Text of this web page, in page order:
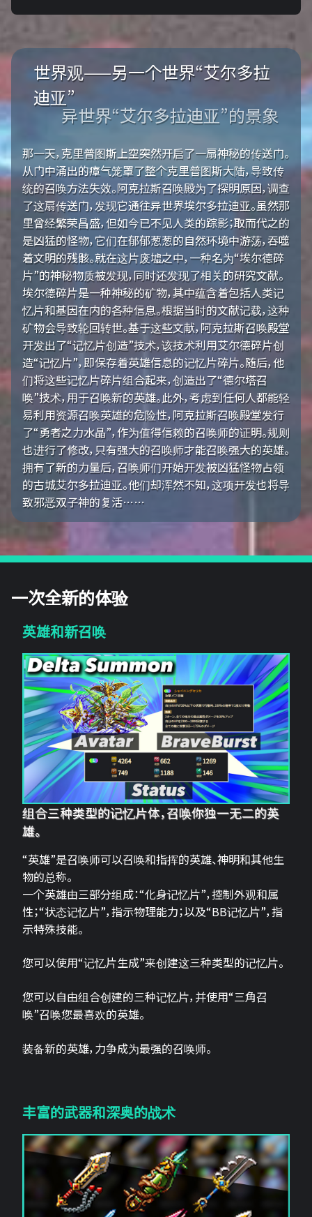
世界观——另一个世界“艾尔多拉
迪亚”
异世界“艾尔多拉迪亚”的景象
那一天，克里普图斯上空突然开启了一扇神秘的传送门。
从门中涌出的瘴气笼罩了整个克里普图斯大陆，导致传
统的召唤方法失效。阿克拉斯召唤殿为了探明原因，调查
了这扇传送门，发现它通往异世界埃尔多拉迪亚。虽然那
里曾经繁荣昌盛，但如今已不见人类的踪影；取而代之的
是凶猛的怪物，它们在郁郁葱葱的自然环境中游荡，吞噬
着文明的残骸。就在这片废墟之中，一种名为“埃尔德碎
片”的神秘物质被发现，同时还发现了相关的研究文献。
埃尔德碎片是一种神秘的矿物，其中蕴含着包括人类记
忆片和基因在内的各种信息。根据当时的文献记载，这种
矿物会导致轮回转世。基于这些文献，阿克拉斯召唤殿堂
开发出了“记忆片创造”技术，该技术利用艾尔德碎片创
造“记忆片”，即保存着英雄信息的记忆片碎片。随后，他
们将这些记忆片碎片组合起来，创造出了“德尔塔召
唤”技术，用于召唤新的英雄。此外，考虑到任何人都能轻
易利用资源召唤英雄的危险性，阿克拉斯召唤殿堂发行
了“勇者之力水晶”，作为值得信赖的召唤师的证明。规则
也进行了修改，只有强大的召唤师才能召唤强大的英雄。
拥有了新的力量后，召唤师们开始开发被凶猛怪物占领
的古城艾尔多拉迪亚。他们却浑然不知，这项开发也将导
致邪恶双子神的复活……
一次全新的体验
英雄和新召唤
组合三种类型的记忆片体，召唤你独一无二的英
雄。
“英雄”是召唤师可以召唤和指挥的英雄、神明和其他生
物的总称。
一个英雄由三部分组成：“化身记忆片”，控制外观和属
性；“状态记忆片”，指示物理能力；以及“BB记忆片”，指
示特殊技能。
您可以使用“记忆片生成”来创建这三种类型的记忆片。
您可以自由组合创建的三种记忆片，并使用“三角召
唤”召唤您最喜欢的英雄。
装备新的英雄，力争成为最强的召唤师。
丰富的武器和深奥的战术